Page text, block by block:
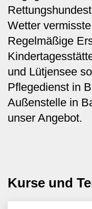
Wetter
Regelmäßige
und Lütjensee
Pflegedienst in
Außenstelle in
unser Angebot.
Kurse und